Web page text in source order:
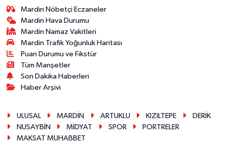
Mardin Nöbetçi Eczaneler
Mardin Hava Durumu
Mardin Namaz Vakitleri
Mardin Trafik Yoğunluk Haritası
Puan Durumu ve Fikstür
Tüm Manşetler
Son Dakika Haberleri
Haber Arşivi
ULUSAL MARDİN ARTUKLU KIZILTEPE
DERİK
NUSAYBİN
MİDYAT SPOR
PORTRELER
MAKSAT MUHABBET